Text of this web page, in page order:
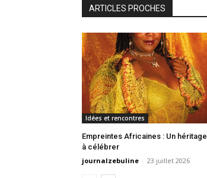
ARTICLES PROCHES
Idées et rencontres
Empreintes Africaines : Un héritage
à célébrer
journalzebuline - 23 juillet 2026